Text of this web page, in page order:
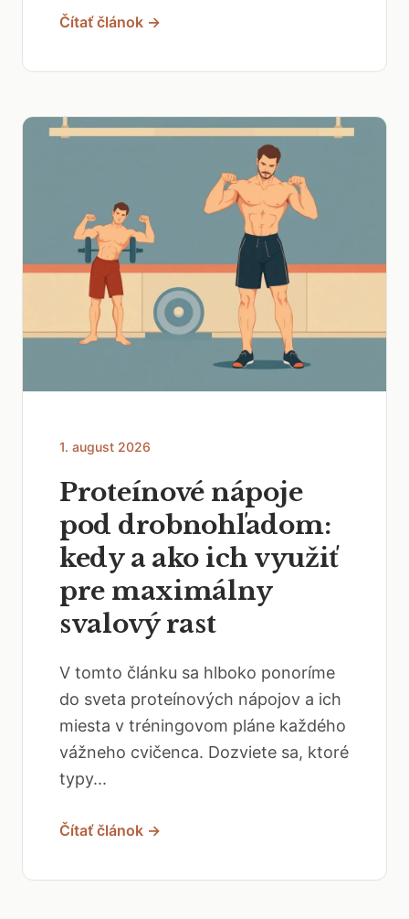
Čítať článok →
1. august 2026
Proteínové nápoje
pod drobnohľadom:
kedy a ako ich využiť
pre maximálny
svalový rast
V tomto článku sa hlboko ponoríme
do sveta proteínových nápojov a ich
miesta v tréningovom pláne každého
vážneho cvičenca. Dozviete sa, ktoré
typy...
Čítať článok →